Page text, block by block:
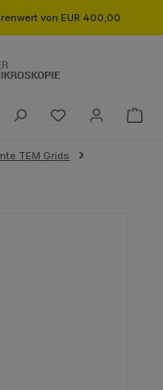
von EUR 400,00
Du hast 0
TEM Grids